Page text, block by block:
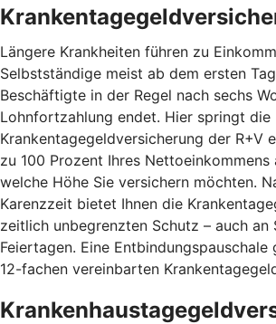
Längere Krankheiten führen zu
Selbstständige meist ab dem ersten
Beschäftigte in der Regel nach sechs
Lohnfortzahlung endet. Hier springt die
Krankentagegeldversicherung der R+V
zu 100 Prozent Ihres Nettoeinkommens
welche Höhe Sie versichern möchten.
Karenzzeit bietet Ihnen die
zeitlich unbegrenzten Schutz – auch an
Feiertagen. Eine
12-fachen vereinbarten